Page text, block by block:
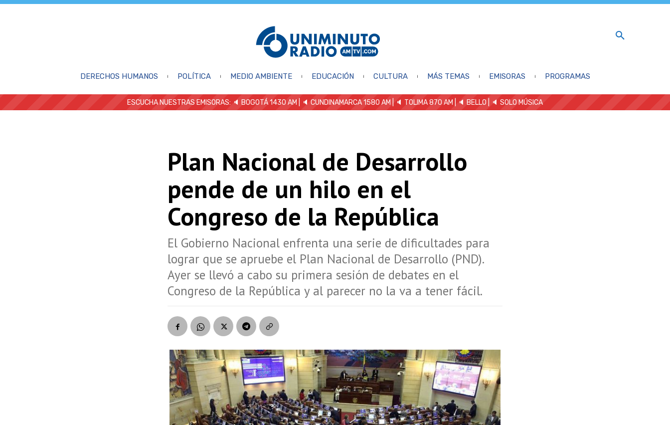
DERECHOS HUMANOS POLÍTICA MEDIO AMBIENTE EDUCACIÓN CULTURA MÁS TEMAS EMISORAS PROGRAMAS
ESCUCHA NUESTRAS EMISORAS: 🔈 BOGOTÁ 1430 AM | 🔈 CUNDINAMARCA 1580 AM | 🔈 TOLIMA 870 AM | 🔈 BELLO 🔈 SOLO MÚSICA
Plan Nacional de Desarrollo
pende de un hilo en el
Congreso de la República
El Gobierno Nacional enfrenta una serie de dificultades para
lograr que se apruebe el Plan Nacional de Desarrollo (PND).
Ayer se llevó a cabo su primera sesión de debates en el
Congreso de la República y al parecer no la va a tener fácil.